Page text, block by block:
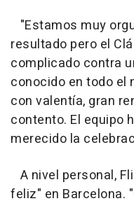
"Estamos muy
resultado pero el
complicado contra
conocido en todo el
con valentía, gran
contento. El equipo
merecido la
A nivel personal,
feliz" en Barcelona.